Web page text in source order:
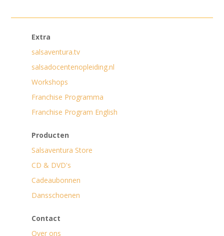
Extra
salsaventura.tv
salsadocentenopleiding.nl
Workshops
Franchise Programma
Franchise Program English
Producten
Salsaventura Store
CD & DVD's
Cadeaubonnen
Dansschoenen
Contact
Over ons